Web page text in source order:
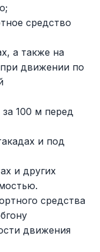
средство
а также на
при движении по
100 м перед
и под
и других
средства
движения